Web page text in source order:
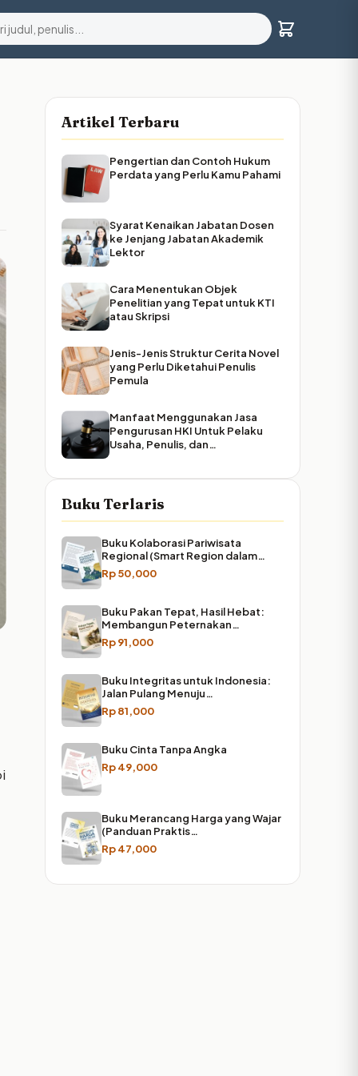
Artikel Terbaru
Pengertian dan Contoh Hukum
Perdata yang Perlu Kamu Pahami
Syarat Kenaikan Jabatan Dosen
ke Jenjang Jabatan Akademik
Lektor
Cara Menentukan Objek
Penelitian yang Tepat untuk KTI
atau Skripsi
Jenis-Jenis Struktur Cerita Novel
yang Perlu Diketahui Penulis
Pemula
Manfaat Menggunakan Jasa
Pengurusan HKI Untuk Pelaku
Usaha, Penulis, dan…
Buku Terlaris
Buku Kolaborasi Pariwisata
Regional (Smart Region dalam…
Rp50,000
Buku Pakan Tepat, Hasil Hebat:
Membangun Peternakan…
Rp91,000
Buku Integritas untuk Indonesia:
Jalan Pulang Menuju…
Rp81,000
Buku Cinta Tanpa Angka
Rp49,000
Buku Merancang Harga yang Wajar
(Panduan Praktis…
Rp47,000